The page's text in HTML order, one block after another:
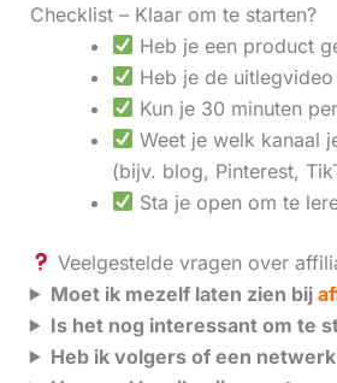
Checklist – Klaar om te starten?
Heb je een product
Heb je de
Kun je 30 minuten
Weet je welk kanaal
(bijv. blog, Pinterest,
Sta je open om te
Veelgestelde vragen over
Moet ik mezelf laten zien bij
Is het nog interessant om te
Heb ik volgers of een